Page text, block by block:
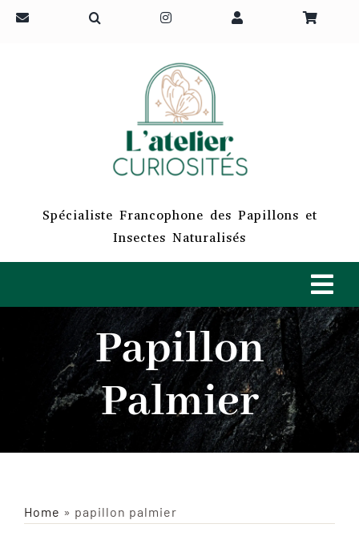
Passer
Spécialiste Francophone des Papillons et
Insectes Naturalisés
INSECTES NATURALISÉS
Papillon
Palmier
Home » papillon palmier